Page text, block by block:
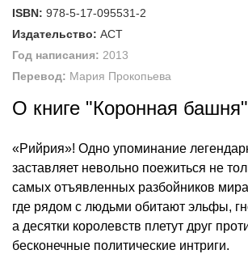
ISBN: 978-5-17-095531-2
Издательство: АСТ
Год написания: 2013
Перевод: Мария Прокопьева
О книге "Коронная башня"
«Рийрия»! Одно упоминание
заставляет невольно поежиться не
самых отъявленных разбойников
где рядом с людьми обитают эльфы,
а десятки королевств плетут друг
бесконечные политические интриги.